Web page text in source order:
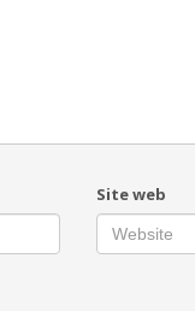
Site web